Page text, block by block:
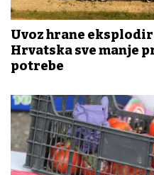
Uvoz hrane
Hrvatska sve manje
potrebe